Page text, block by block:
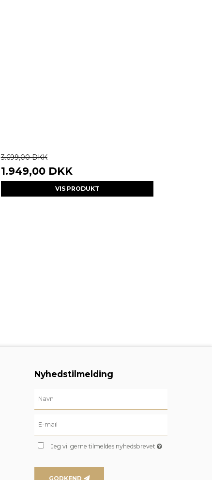
3.699,00 DKK
1.949,00 DKK
VIS PRODUKT
Nyhedstilmelding
Jeg vil gerne tilmeldes nyhedsbrevet
GODKEND